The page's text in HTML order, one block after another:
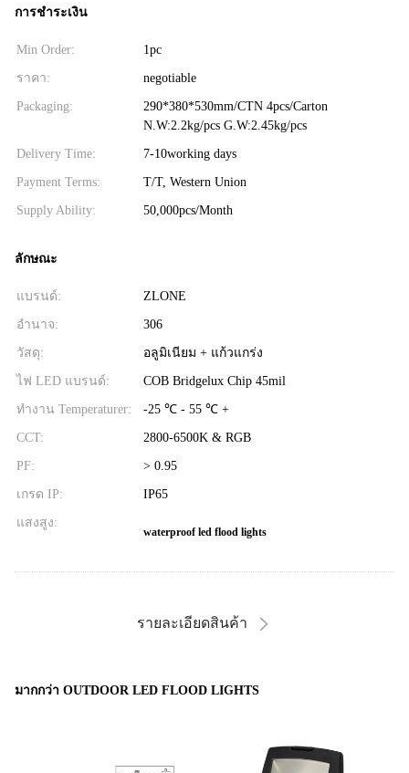
การชำระเงิน
Min Order: 1pc
ราคา: negotiable
Packaging:
290*380*530mm/CTN 4pcs/Carton
N.W:2.2kg/pcs G.W:2.45kg/pcs
Delivery Time: 7-10working days
Payment Terms: T/T, Western Union
Supply Ability: 50,000pcs/Month
ลักษณะ
แบรนด์: ZLONE
อำนาจ: 306
วัสดุ: อลูมิเนียม + แก้วแกร่ง
ไฟ LED แบรนด์: COB Bridgelux Chip 45mil
ทำงาน Temperaturer: -25 ℃ - 55 ℃ +
CCT: 2800-6500K & RGB
PF: > 0.95
เกรด IP: IP65
แสงสูง:
waterproof led flood lights
รายละเอียดสินค้า
มากกว่า OUTDOOR LED FLOOD LIGHTS